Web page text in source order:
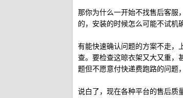
那你为什么一开始不找售后客服
的，安装的时候怎么可能不试机
有能快速确认问题的方案不走，
查。要检查这晾衣架又大又重，
题但不愿意付快递费跑路的问题
说白了，现在各种平台的售后质